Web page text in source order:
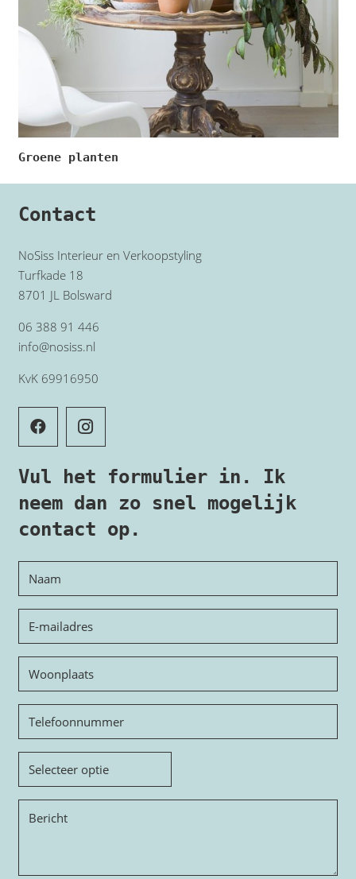
Groene planten
Contact
NoSiss Interieur en Verkoopstyling
Turfkade 18
8701 JL Bolsward
06 388 91 446
info@nosiss.nl
KvK 69916950
Vul het formulier in. Ik
neem dan zo snel mogelijk
contact op.
mailadres
Woonplaats
Telefoon
Onderwerp